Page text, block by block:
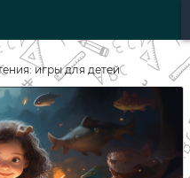
игры для детей